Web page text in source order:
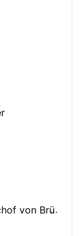
von Brüssel